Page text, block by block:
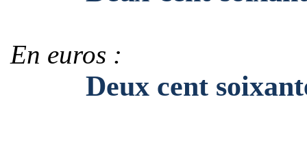
En euros :
Deux cent